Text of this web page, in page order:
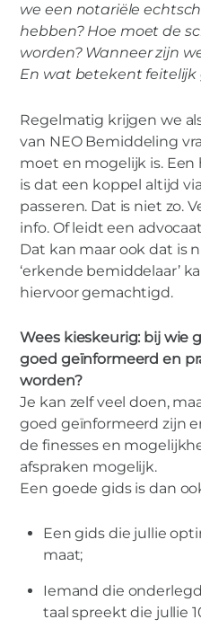
MIES
Kunnen we
we een notariële
hebben? Hoe moet de
worden? Wanneer zijn
En wat betekent feitelijk
Regelmatig krijgen we
van NEO Bemiddeling
moet en mogelijk is.
is dat een koppel altijd
passeren. Dat is niet zo.
info. Of leidt een
Dat kan maar ook dat is
‘erkende bemiddelaar’
hiervoor gemachtigd.
Wees kieskeurig: bij wie
goed geïnformeerd en
worden?
Je kan zelf veel doen,
goed geïnformeerd zijn
de finesses en
afspraken mogelijk.
Een goede gids is dan
Een gids die jullie
maat;
Iemand die
taal spreekt die jullie